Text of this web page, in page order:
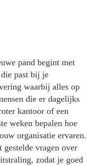
pand begint met
past bij je
waarbij alles op
die er dagelijks
kantoor of een
weken bepalen hoe
organisatie ervaren.
vragen over
zodat je goed